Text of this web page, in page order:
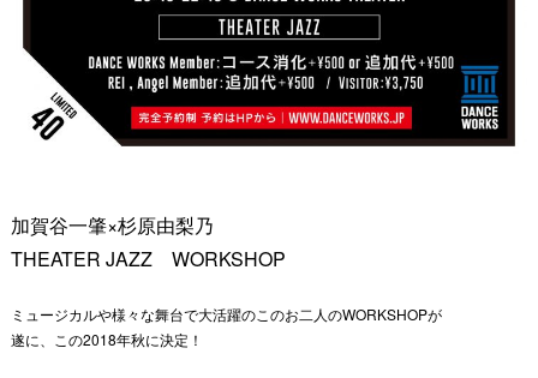
加賀谷一肇×杉原由梨乃
THEATER JAZZ WORKSHOP
ミュージカルや様々な舞台で大活躍のこのお二人のWORKSHOPが
遂に、この2018年秋に決定！